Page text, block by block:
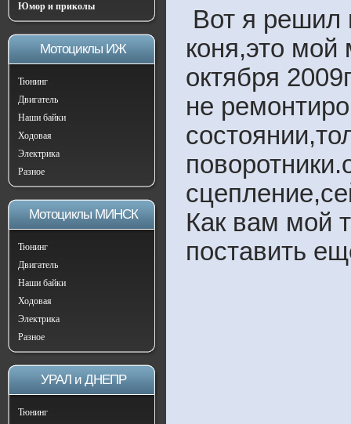
Юмор и приколы
Мотоциклы ИЖ
Тюнинг
Двигатель
Наши байки
Ходовая
Электрика
Разное
Мотоциклы МИНСК
Тюнинг
Двигатель
Наши байки
Ходовая
Электрика
Разное
УРАЛ и ДНЕПР
Тюнинг
Вот я решил
коня,это мой
октября
не
Как вам мой
поставить